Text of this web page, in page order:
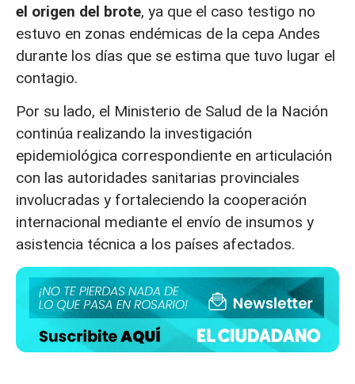
el origen del brote, ya que el caso testigo no
estuvo en zonas endémicas de la cepa Andes
durante los días que se estima que tuvo lugar el
contagio.
Por su lado, el Ministerio de Salud de la Nación
continúa realizando la investigación
epidemiológica correspondiente en articulación
con las autoridades sanitarias provinciales
involucradas y fortaleciendo la cooperación
internacional mediante el envío de insumos y
asistencia técnica a los países afectados.